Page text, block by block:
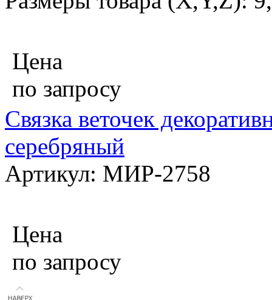
Цена
по запросу
Связка веточек
серебряный
Артикул: МИР-2758
Цена
по запросу